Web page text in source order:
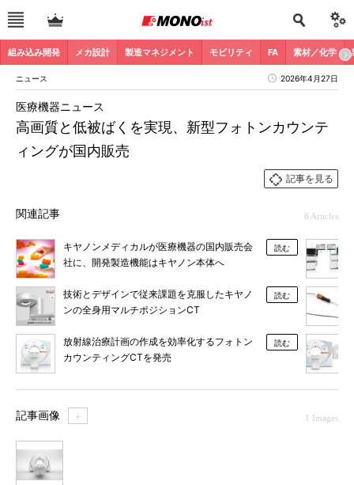
組み込み開発 メカ設計 製造マネジメント モビリティ FA 素材／化学
ニュース 2026年4月27日
高画質と低被ばくを実現、新型フォトンカウンテ
ィングが国内販売
医療機器ニュース
記事を見る
関連記事 6 Articles
キヤノンメディカルが医療機器の国内販売会
社に、開発製造機能はキヤノン本体へ
読む
技術とデザインで従来課題を克服したキヤノ
ンの全身用マルチポジションCT
読む
放射線治療計画の作成を効率化するフォトン
カウンティングCTを発売
読む
記事画像 ＋ 1 Images